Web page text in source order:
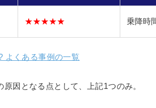
★★★★★ 乗降時
よくある事例の一覧
因となる点として、上記1つのみ。